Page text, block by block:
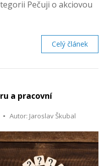
Pečuji o akciovou
Celý článek
a pracovní
Autor: Jaroslav Škubal